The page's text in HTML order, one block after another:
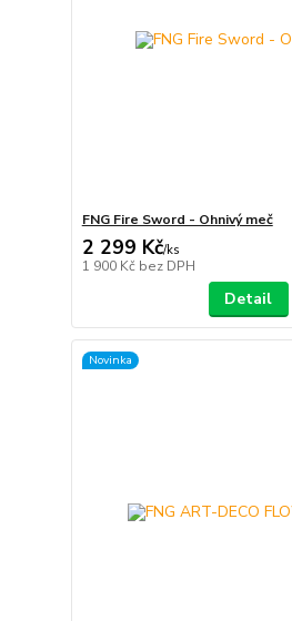
FNG Fire Sword - Ohnivý meč
2 299 Kč/ks
1 900 Kč bez DPH
Detail
Novinka